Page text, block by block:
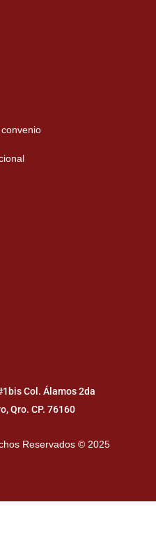
Col. Álamos 2da
Qro. CP. 76160
Reservados © 2025